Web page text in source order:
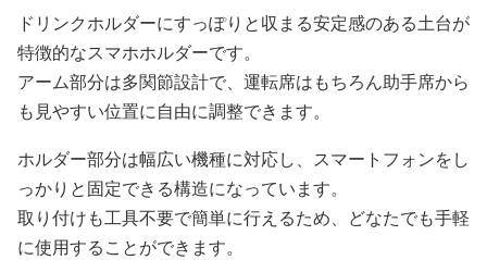
ドリンクホルダーにすっぽりと収まる安定感のある土台が
特徴的なスマホホルダーです。
アーム部分は多関節設計で、運転席はもちろん助手席から
も見やすい位置に自由に調整できます。
ホルダー部分は幅広い機種に対応し、スマートフォンをし
っかりと固定できる構造になっています。
取り付けも工具不要で簡単に行えるため、どなたでも手軽
に使用することができます。